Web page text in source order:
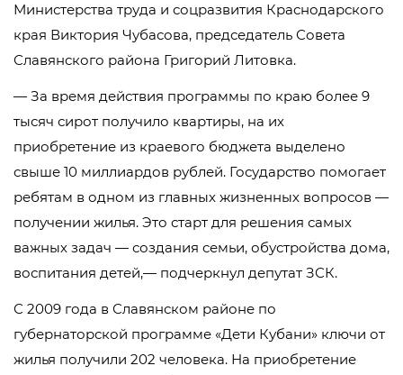
Министерства труда и соцразвития Краснодарского
края Виктория Чубасова, председатель Совета
Славянского района Григорий Литовка.
— За время действия программы по краю более 9
тысяч сирот получило квартиры, на их
приобретение из краевого бюджета выделено
свыше 10 миллиардов рублей. Государство помогает
ребятам в одном из главных жизненных вопросов —
получении жилья. Это старт для решения самых
важных задач — создания семьи, обустройства дома,
воспитания детей,— подчеркнул депутат ЗСК.
С 2009 года в Славянском районе по
губернаторской программе «Дети Кубани» ключи от
жилья получили 202 человека. На приобретение